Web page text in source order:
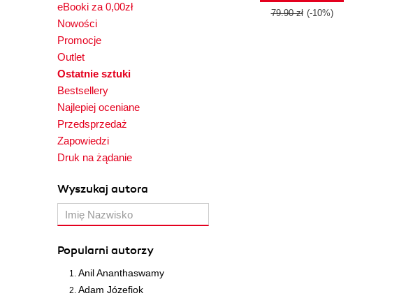
eBooki za 0,00zł
Nowości
Promocje
Outlet
Ostatnie sztuki
Bestsellery
Najlepiej oceniane
Przedsprzedaż
Zapowiedzi
Druk na żądanie
Wyszukaj autora
Popularni autorzy
Anil Ananthaswamy
Adam Józefiok
79.90 zł (-10%)